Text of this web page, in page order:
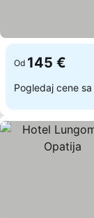
Od 145 €
Pogledaj cene sa